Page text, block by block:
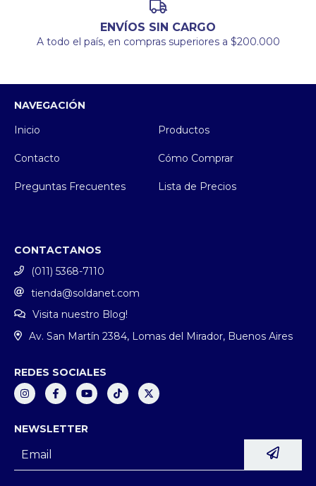
ENVÍOS SIN CARGO
A todo el país, en compras superiores a $200.000
NAVEGACIÓN
Inicio
Productos
Contacto Cómo Comprar
Preguntas Frecuentes Lista de Precios
CONTACTANOS
(011) 5368-7110
tienda@soldanet.com
Visita nuestro Blog!
Av. San Martín 2384, Lomas del Mirador, Buenos Aires
REDES SOCIALES
NEWSLETTER